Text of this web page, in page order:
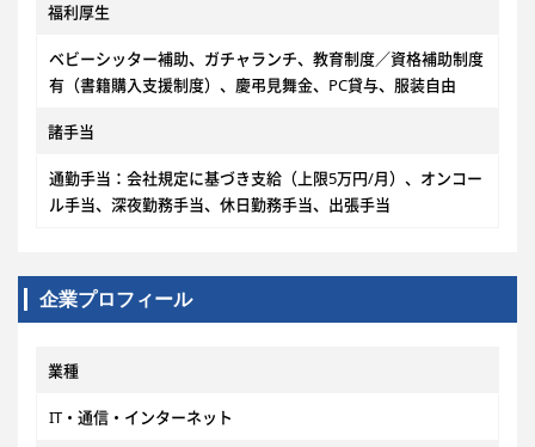
福利厚生
ベビーシッター補助、ガチャランチ、教育制度／資格補助制度
有（書籍購入支援制度）、慶弔見舞金、PC貸与、服装自由
諸手当
通勤手当：会社規定に基づき支給（上限5万円/月）、オンコー
ル手当、深夜勤務手当、休日勤務手当、出張手当
企業プロフィール
業種
IT・通信・インターネット